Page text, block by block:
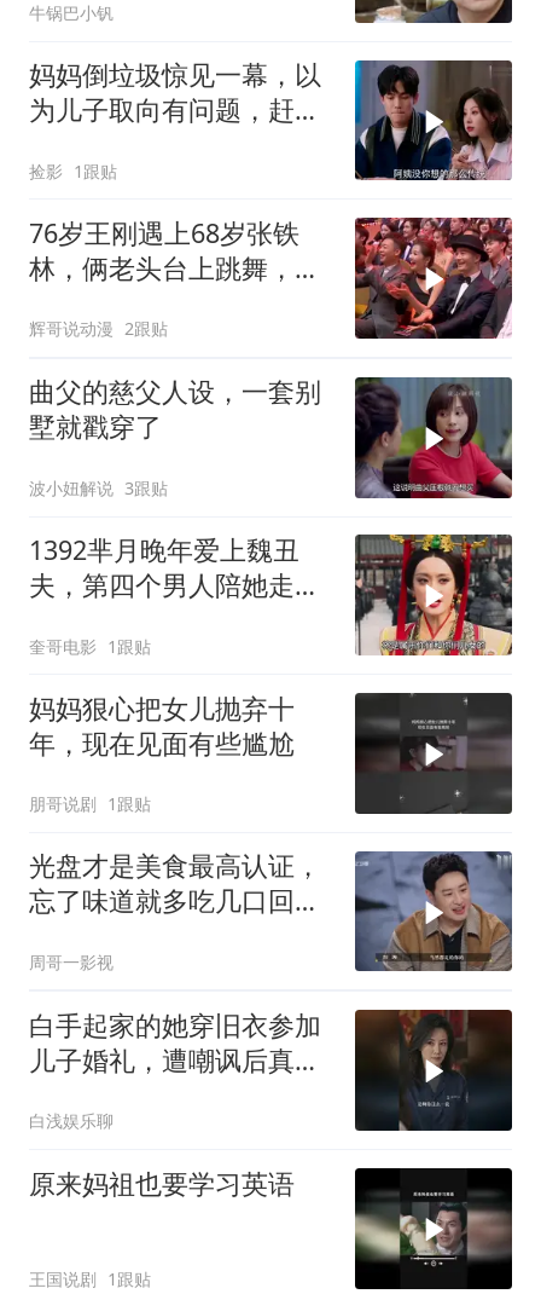
牛锅巴小钒
妈妈倒垃圾惊见一幕，以
为儿子取向有问题，赶忙
捡影 1跟贴
76岁王刚遇上68岁张铁
林，俩老头台上跳舞，笑
辉哥说动漫 2跟贴
曲父的慈父人设，一套别
墅就戳穿了
波小妞解说 3跟贴
1392芈月晚年爱上魏丑
夫，第四个男人陪她走完
局！
奎哥电影 1跟贴
妈妈狠心把女儿抛弃十
年，现在见面有些尴尬
朋哥说剧 1跟贴
光盘才是美食最高认证，
忘了味道就多吃几口回
周哥一影视
白手起家的她穿旧衣参加
儿子婚礼，遭嘲讽后真实
白浅娱乐聊
原来妈祖也要学习英语
王国说剧 1跟贴